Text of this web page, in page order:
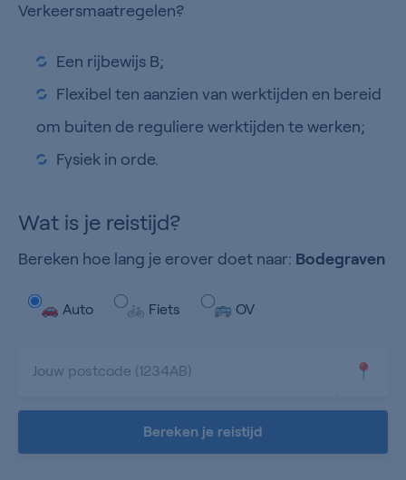
Verkeersmaatregelen?
Een rijbewijs B;
Flexibel ten aanzien van werktijden en bereid
om buiten de reguliere werktijden te werken;
Fysiek in orde.
Wat is je reistijd?
Bereken hoe lang je erover doet naar: Bodegraven
🚗 Auto 🚲 Fiets 🚌 OV
📍
Bereken je reistijd